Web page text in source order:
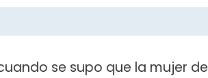
se supo que la mujer de